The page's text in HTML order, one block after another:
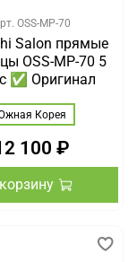
OSS-MP-70
Salon прямые
OSS-MP-70 5
✅ Оригинал
Корея
100 ₽